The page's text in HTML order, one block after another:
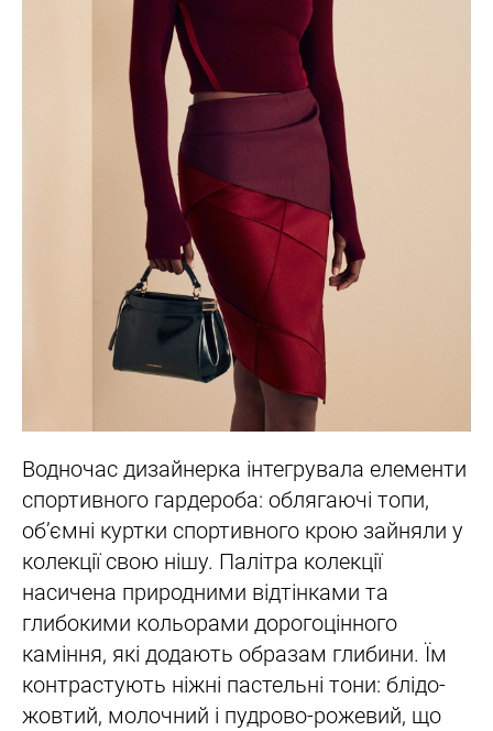
Водночас дизайнерка інтегрувала елементи
спортивного гардероба: облягаючі топи,
об’ємні куртки спортивного крою зайняли у
колекції свою нішу. Палітра колекції
насичена природними відтінками та
глибокими кольорами дорогоцінного
каміння, які додають образам глибини. Їм
контрастують ніжні пастельні тони: блідо-
жовтий, молочний і пудрово-рожевий, що